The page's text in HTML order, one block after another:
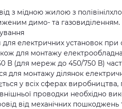
з мідною жилою з
димо- та газовиділенням.
електричних установок при
для монтажу
В (для мереж до 450/750 В)
для монтажу ділянок
у всіх сферах
проводки необхідно
від механічних